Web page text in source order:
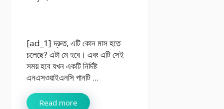
[ad_1] দ্রুত, এটি কোন মাস হতে
চলেছে? এটা মে হবে। এবং এটি সেই
সময় হবে যখন একটি নির্দিষ্ট
এনএসওয়াইএনসি গানটি ...
Read more